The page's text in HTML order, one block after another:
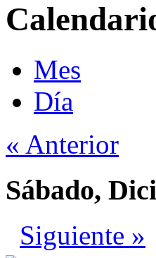
Mes
Día
« Anterior
Sábado,
Siguiente »